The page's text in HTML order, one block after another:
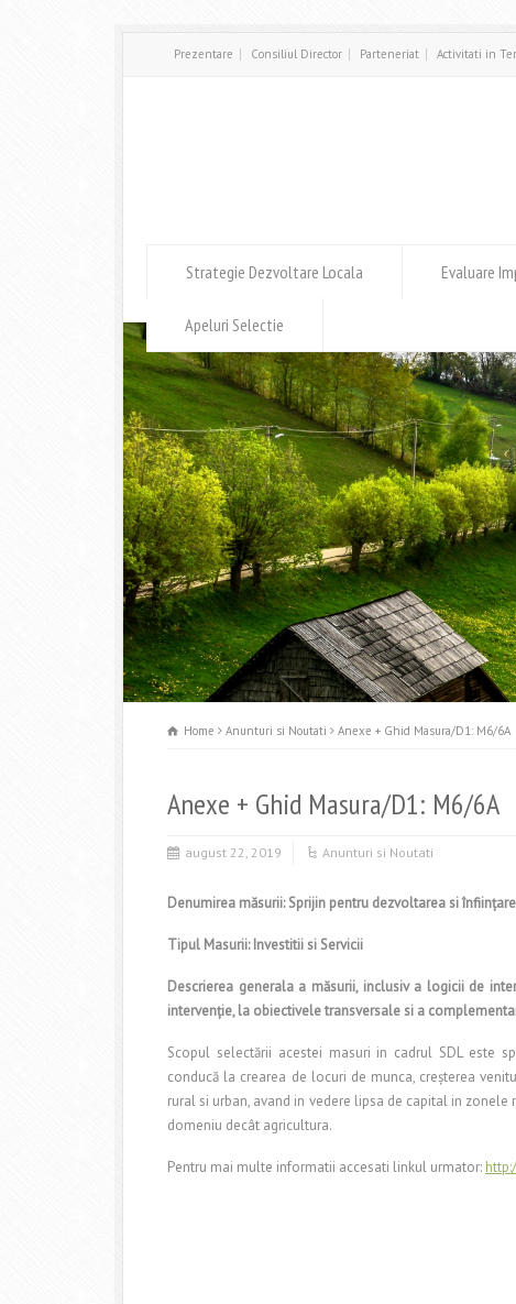
Prezentare Consiliul Director Parteneriat Activitati in
Strategie Dezvoltare Locala Evaluare
Apeluri Selectie
Home Anunturi si Noutati Anexe + Ghid Masura/D1: M6/6A
Anexe + Ghid Masura/D1: M6/6A
august 22, 2019 Anunturi si Noutati
Denumirea măsurii: Sprijin pentru dezvoltarea si
Tipul Masurii: Investitii si Servicii
Descrierea generala a măsurii, inclusiv a logicii de
intervenţie, la obiectivele transversale si a
Scopul selectării acestei masuri in cadrul SDL este
conducă la crearea de locuri de munca, creşterea
rural si urban, avand in vedere lipsa de capital in
domeniu decât agricultura.
Pentru mai multe informatii accesati linkul urmator: